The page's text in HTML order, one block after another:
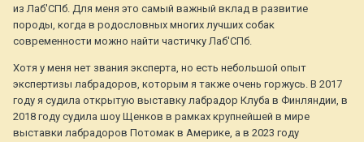
из Лаб'СПб. Для меня это самый важный вклад в развитие
породы, когда в родословных многих лучших собак
современности можно найти частичку Лаб'СПб.
Хотя у меня нет звания эксперта, но есть небольшой опыт
экспертизы лабрадоров, которым я также очень горжусь. В 2017
году я судила открытую выставку лабрадор Клуба в Финляндии, в
2018 году судила шоу Щенков в рамках крупнейшей в мире
выставки лабрадоров Потомак в Америке, а в 2023 году